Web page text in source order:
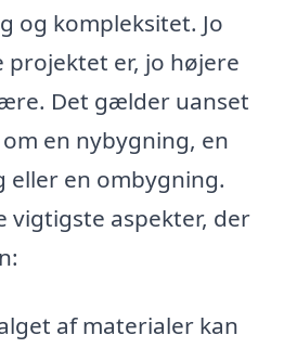
og kompleksitet. Jo
er, jo højere
Det gælder uanset
en nybygning, en
en ombygning.
vigtigste aspekter, der
af materialer kan